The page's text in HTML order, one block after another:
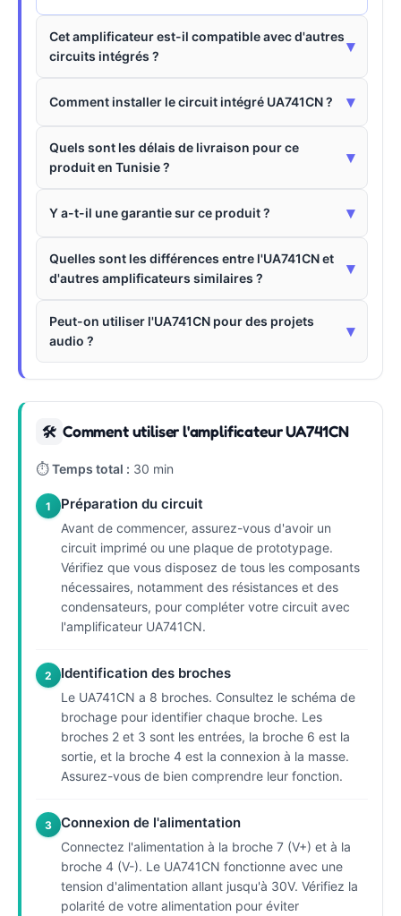
Cet amplificateur est-il compatible avec d'autres
circuits intégrés ?
▾
Comment installer le circuit intégré UA741CN ? ▾
Quels sont les délais de livraison pour ce
produit en Tunisie ?
▾
Y a-t-il une garantie sur ce produit ? ▾
Quelles sont les différences entre l'UA741CN et
d'autres amplificateurs similaires ?
▾
Peut-on utiliser l'UA741CN pour des projets
audio ?
▾
🛠 Comment utiliser l'amplificateur UA741CN
⏱Temps total : 30 min
1 Préparation du circuit
Avant de commencer, assurez-vous d'avoir un
circuit imprimé ou une plaque de prototypage.
Vérifiez que vous disposez de tous les composants
nécessaires, notamment des résistances et des
condensateurs, pour compléter votre circuit avec
l'amplificateur UA741CN.
2 Identification des broches
Le UA741CN a 8 broches. Consultez le schéma de
brochage pour identifier chaque broche. Les
broches 2 et 3 sont les entrées, la broche 6 est la
sortie, et la broche 4 est la connexion à la masse.
Assurez-vous de bien comprendre leur fonction.
3 Connexion de l'alimentation
Connectez l'alimentation à la broche 7 (V+) et à la
broche 4 (V-). Le UA741CN fonctionne avec une
tension d'alimentation allant jusqu'à 30V. Vérifiez la
polarité de votre alimentation pour éviter